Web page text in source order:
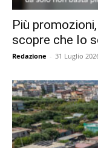
Più
scopre che lo
Redazione - 31 Luglio